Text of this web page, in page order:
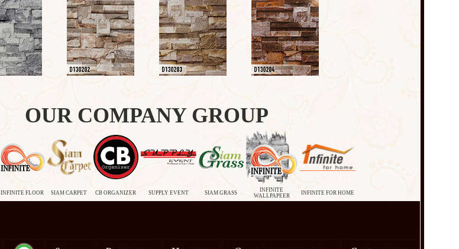
OUR COMPANY GROUP
INFINITE FLOOR SIAM CARPET CB ORGANIZER SUPPLY EVENT SIAM GRASS
INFINITE
WALLPAPEER
INFINITE FOR HOME